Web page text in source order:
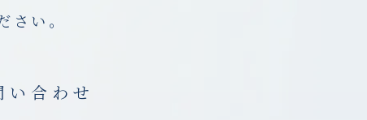
さい。
い合わせ